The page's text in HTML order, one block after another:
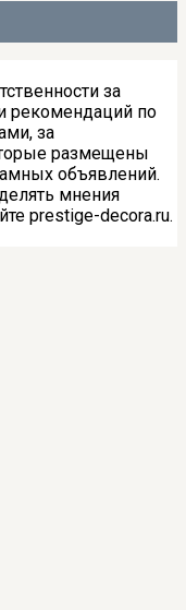
за
рекомендаций по
за
размещены
объявлений.
мнения
prestige-decora.ru.